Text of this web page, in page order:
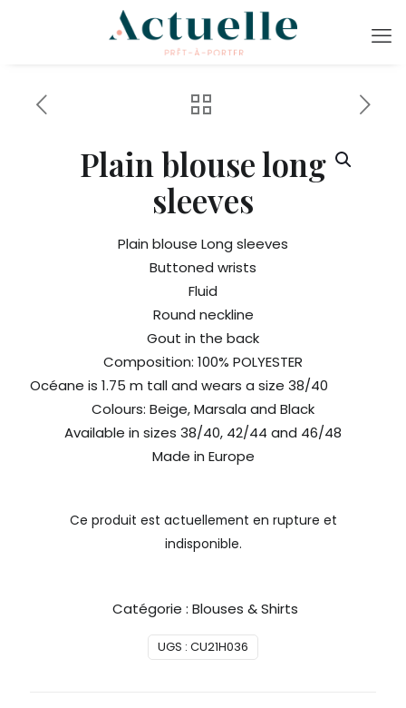
Plain blouse long
sleeves
Plain blouse Long sleeves
Buttoned wrists
Fluid
Round neckline
Gout in the back
Composition: 100% POLYESTER
Océane is 1.75 m tall and wears a size 38/40
Colours: Beige, Marsala and Black
Available in sizes 38/40, 42/44 and 46/48
Made in Europe
Ce produit est actuellement en rupture et
indisponible.
UGS : CU21H036
Catégorie : Blouses & Shirts